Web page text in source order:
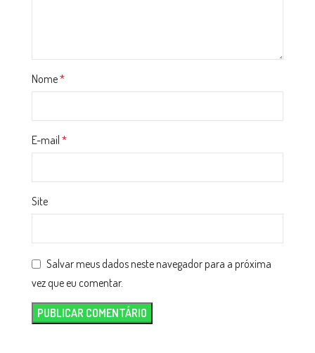
Nome*
E-mail *
Site
Salvar meus dados neste navegador para a próxima
vez que eu comentar.